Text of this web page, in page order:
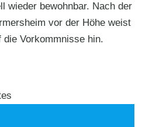
wieder bewohnbar. Nach der
vor der Höhe weist
die Vorkommnisse hin.